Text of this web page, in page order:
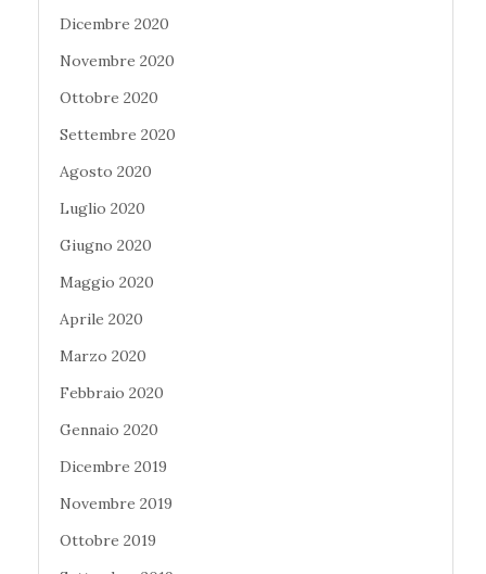
Dicembre 2020
Novembre 2020
Ottobre 2020
Settembre 2020
Agosto 2020
Luglio 2020
Giugno 2020
Maggio 2020
Aprile 2020
Marzo 2020
Febbraio 2020
Gennaio 2020
Dicembre 2019
Novembre 2019
Ottobre 2019